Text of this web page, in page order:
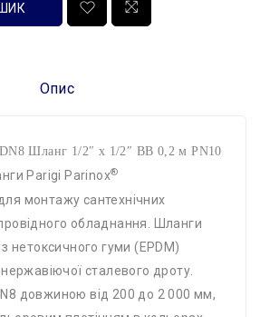
Опис
Шланг 1/2″ х 1/2″ ВВ 0,2 м PN10
Parigi Parinox®
монтажу сантехнічних
обладнання. Шланги
нетоксичного гуми (EPDM)
сталевого дроту.
довжиною від 200 до 2 000 мм,